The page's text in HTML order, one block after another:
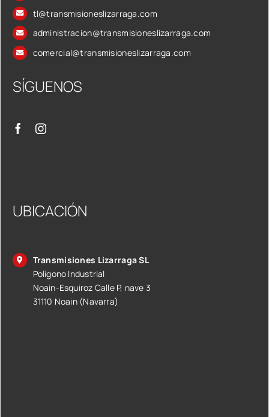
tl@transmisioneslizarraga.com
administracion@transmisioneslizarraga.com
comercial@transmisioneslizarraga.com
SÍGUENOS
UBICACIÓN
Transmisiones Lizarraga SL
Polígono Industrial
Noain-Esquiroz Calle P, nave 3
31110 Noain (Navarra)